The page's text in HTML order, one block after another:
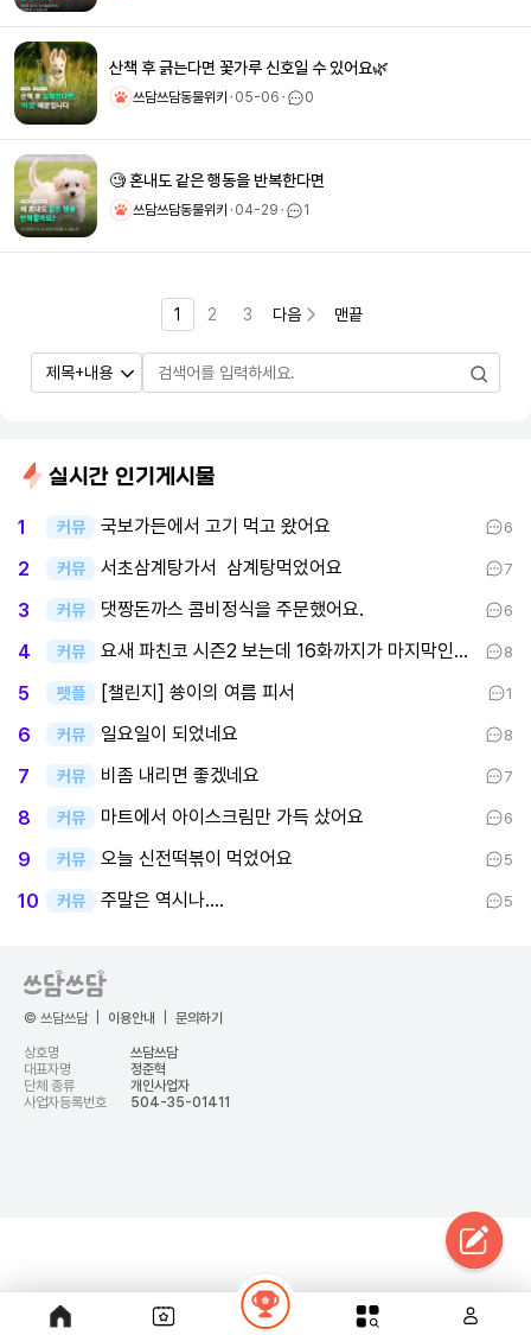
산책 후 긁는다면 꽃가루 신호일 수 있어요🌿
쓰담쓰담동물위키 ㆍ05-06ㆍ 0
🧐 혼내도 같은 행동을 반복한다면
쓰담쓰담동물위키 ㆍ04-29ㆍ 1
1 2 3 다음 맨끝
실시간 인기게시물
1 커뮤 국보가든에서 고기 먹고 왔어요 6
2 커뮤 서초삼계탕가서 삼계탕먹었어요 7
3 커뮤 댓짱돈까스 콤비정식을 주문했어요. 6
4 커뮤 요새 파친코 시즌2 보는데 16화까지가 마지막인데 후반부까지 봤어요 8
5 펫플 [챌린지] 쑝이의 여름 피서 1
6 커뮤 일요일이 되었네요 8
7 커뮤 비좀 내리면 좋겠네요 7
8 커뮤 마트에서 아이스크림만 가득 샀어요 6
9 커뮤 오늘 신전떡볶이 먹었어요 5
10 커뮤 주말은 역시나.... 5
© 쓰담쓰담 이용안내 문의하기
상호명
쓰담쓰담
대표자명
정준혁
단체 종류
개인사업자
사업자등록번호
504-35-01411
google-site-
verification=t8dijJLuOF8rtTrbSxaj2dJpbBUv_6lBsH4oB0EFW-c